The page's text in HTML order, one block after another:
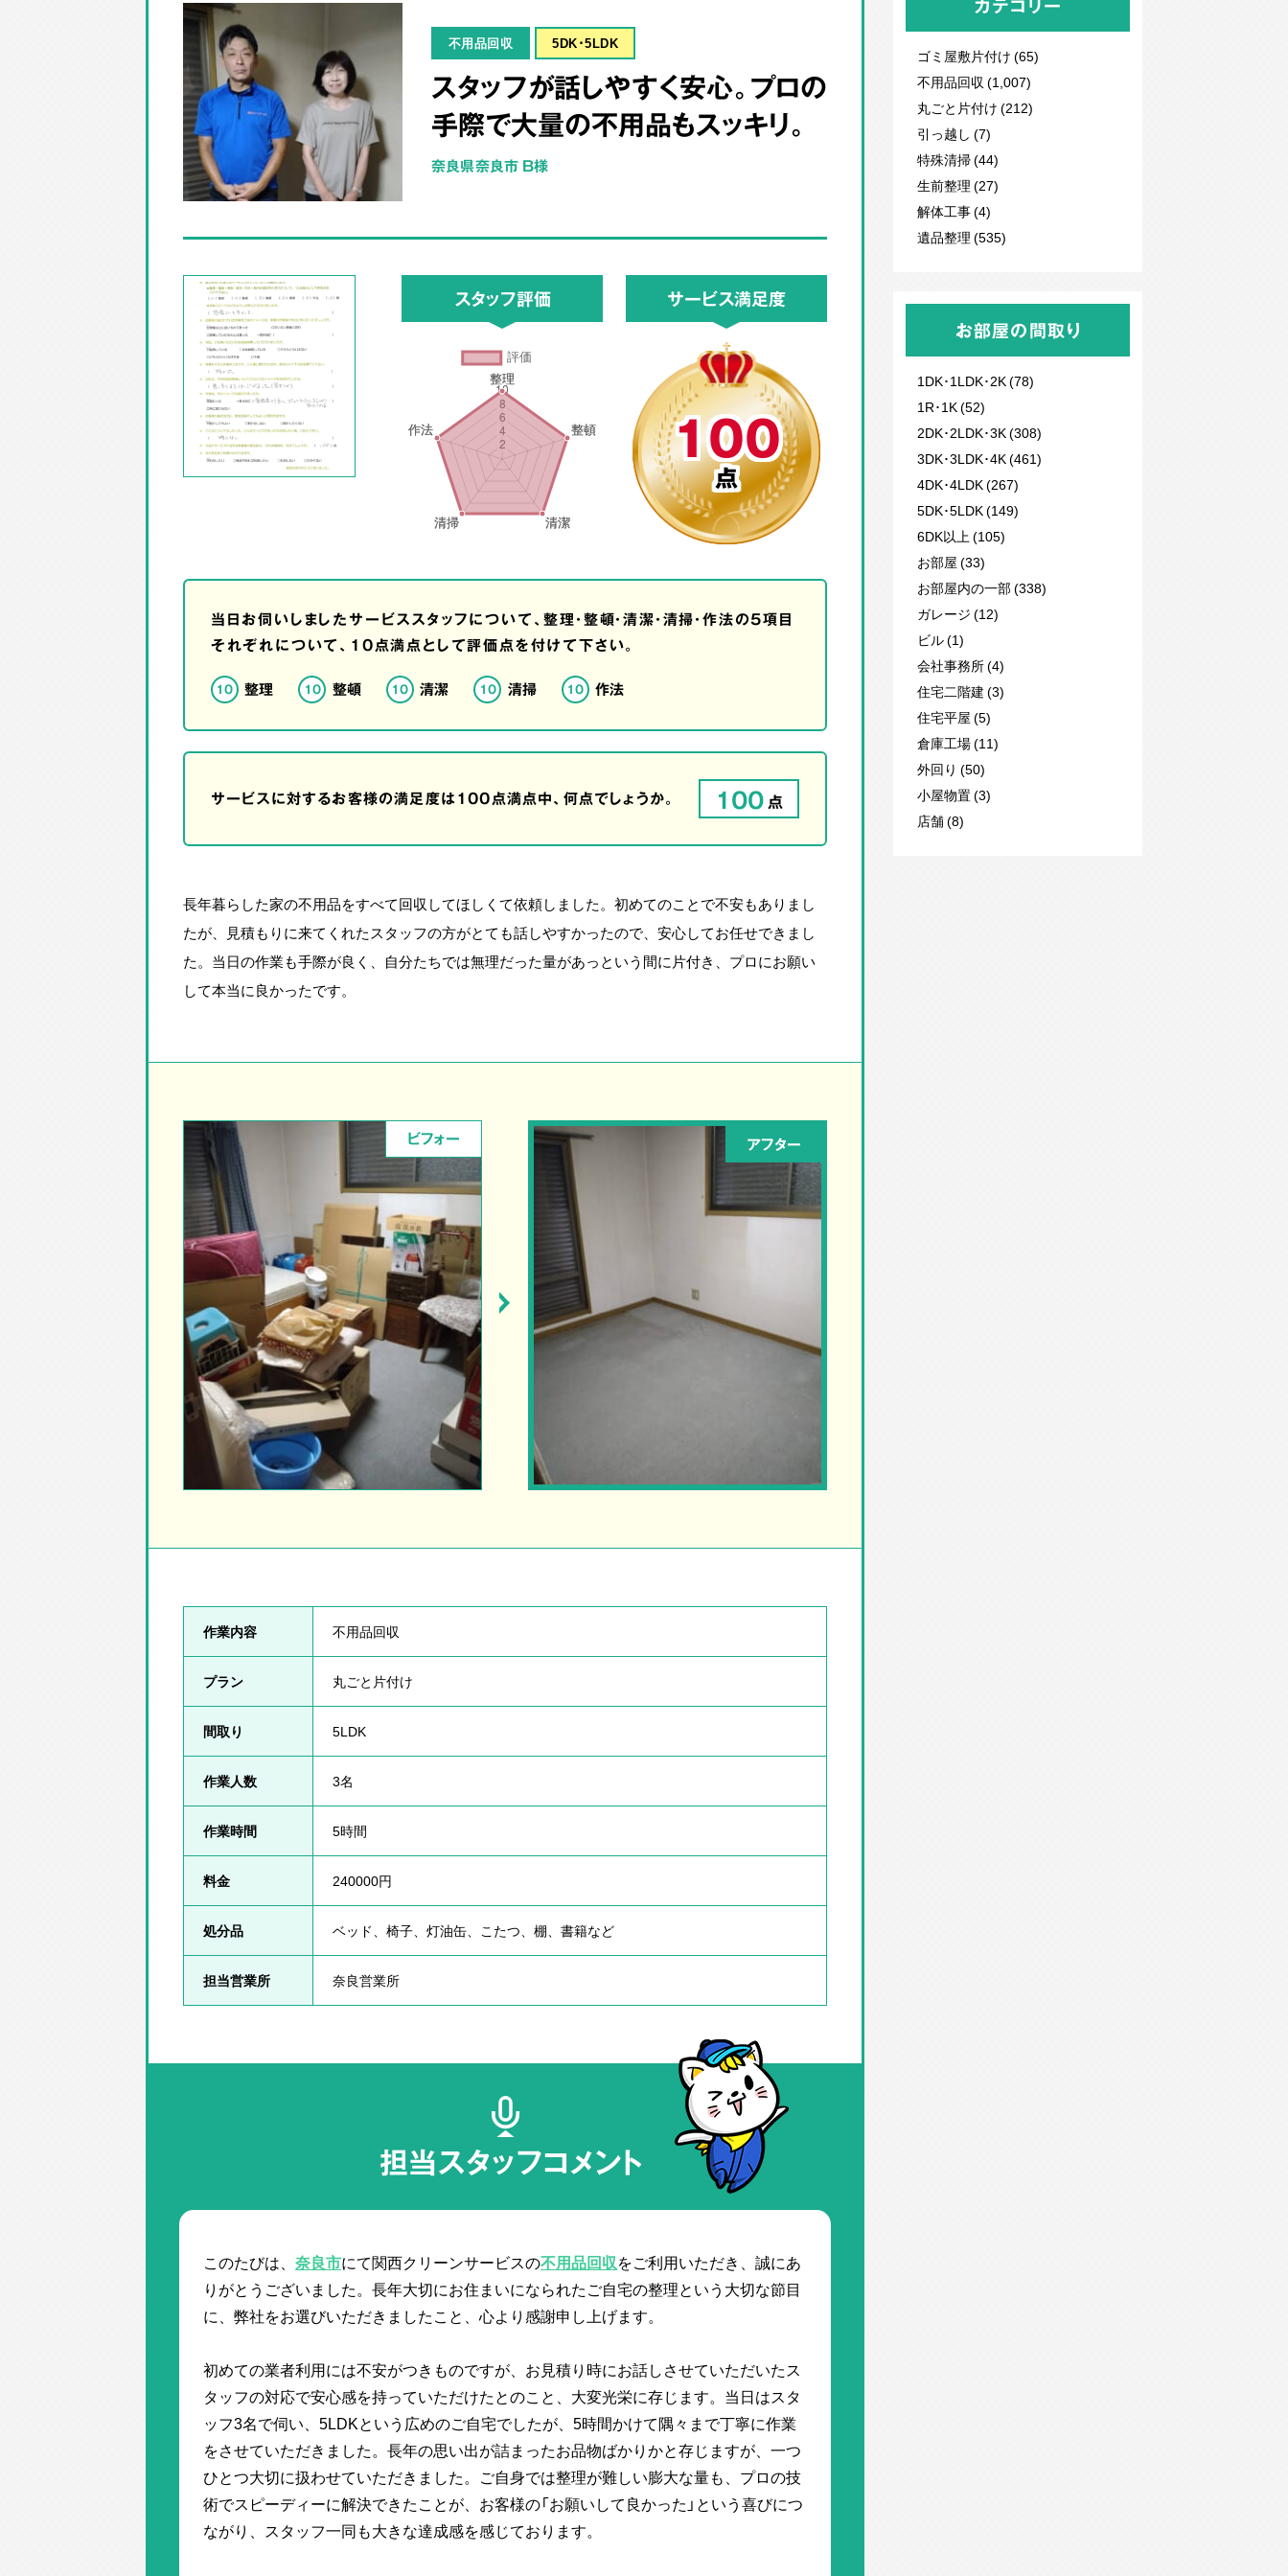
不用品回収 5DK･5LDK
スタッフが話しやすく安心。プロの
手際で大量の不用品もスッキリ。
奈良県奈良市 B様
スタッフ評価 サービス満足度
100
点
当日お伺いしましたサービススタッフについて、整理・整頓・清潔・清掃・作法の5項目
それぞれについて、10点満点として評価点を付けて下さい。
10 整理 10 整頓 10 清潔 10 清掃 10 作法
サービスに対するお客様の満足度は100点満点中、何点でしょうか。 100 点
長年暮らした家の不用品をすべて回収してほしくて依頼しました。初めてのことで不安もありまし
たが、見積もりに来てくれたスタッフの方がとても話しやすかったので、安心してお任せできまし
た。当日の作業も手際が良く、自分たちでは無理だった量があっという間に片付き、プロにお願い
して本当に良かったです。
ビフォー アフター
作業内容 不用品回収
プラン 丸ごと片付け
間取り 5LDK
作業人数 3名
作業時間 5時間
料金 240000円
処分品 ベッド、椅子、灯油缶、こたつ、棚、書籍など
担当営業所 奈良営業所
担当スタッフコメント
このたびは、 奈良市にて関西クリーンサービスの不用品回収をご利用いただき、誠にあ
りがとうございました。長年大切にお住まいになられたご自宅の整理という大切な節目
に、弊社をお選びいただきましたこと、心より感謝申し上げます。
初めての業者利用には不安がつきものですが、お見積り時にお話しさせていただいたス
タッフの対応で安心感を持っていただけたとのこと、大変光栄に存じます。当日はスタ
ッフ3名で伺い、5LDKという広めのご自宅でしたが、5時間かけて隅々まで丁寧に作業
をさせていただきました。長年の思い出が詰まったお品物ばかりかと存じますが、一つ
ひとつ大切に扱わせていただきました。ご自身では整理が難しい膨大な量も、プロの技
術でスピーディーに解決できたことが、お客様の「お願いして良かった」という喜びにつ
ながり、スタッフ一同も大きな達成感を感じております。
カテゴリー
ゴミ屋敷片付け (65)
不用品回収 (1,007)
丸ごと片付け (212)
引っ越し (7)
特殊清掃 (44)
生前整理 (27)
解体工事 (4)
遺品整理 (535)
お部屋の間取り
1DK･1LDK･2K (78)
1R･1K (52)
2DK･2LDK･3K (308)
3DK･3LDK･4K (461)
4DK･4LDK (267)
5DK･5LDK (149)
6DK以上 (105)
お部屋 (33)
お部屋内の一部 (338)
ガレージ (12)
ビル (1)
会社事務所 (4)
住宅二階建 (3)
住宅平屋 (5)
倉庫工場 (11)
外回り (50)
小屋物置 (3)
店舗 (8)